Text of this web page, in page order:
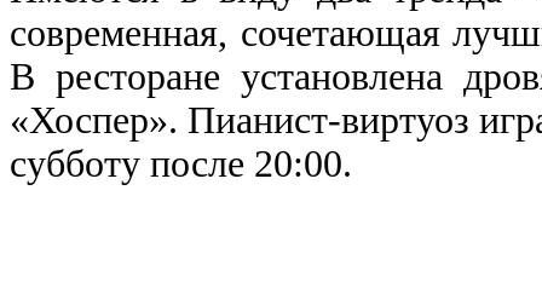
современная, сочетающая
В ресторане установлена
«Хоспер». Пианист-виртуоз
субботу после 20:00.